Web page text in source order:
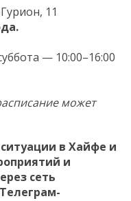
11
— 10:00–16:00
может
в Хайфе и
и
сеть